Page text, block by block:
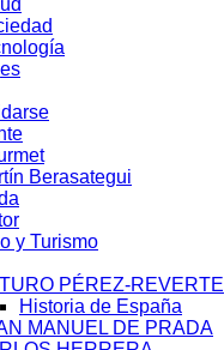
Berasategui
y Turismo
PÉREZ-REVERTE
Historia de España
MANUEL DE PRADA